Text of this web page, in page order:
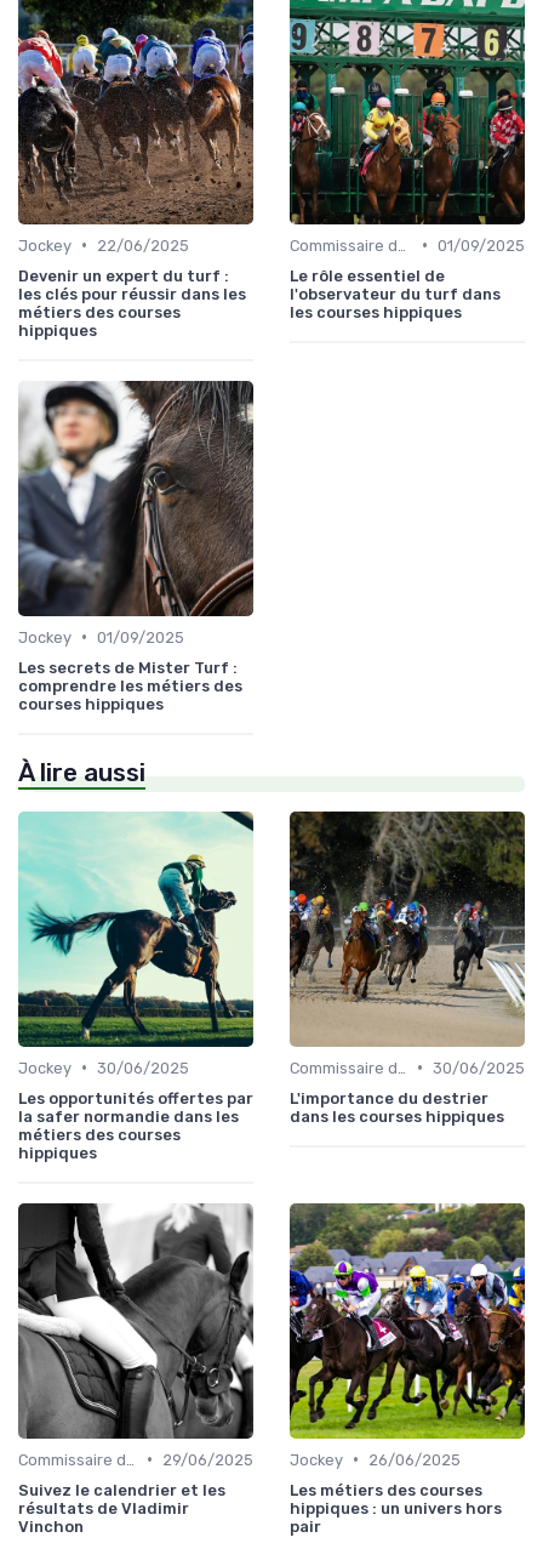
Jockey •
22/06/2025
Devenir un expert du turf :
les clés pour réussir dans les
métiers des courses
hippiques
• 01/09/2025
Le rôle essentiel de
l'observateur du turf dans
les courses hippiques
Jockey • 01/09/2025
Les secrets de Mister Turf :
comprendre les métiers des
courses hippiques
À lire aussi
Jockey • 30/06/2025
Les opportunités offertes par
la safer normandie dans les
métiers des courses
hippiques
• 30/06/2025
L'importance du destrier
dans les courses hippiques
•
29/06/2025
Suivez le calendrier et les
résultats de Vladimir
Vinchon
Jockey •
26/06/2025
Les métiers des courses
hippiques : un univers hors
pair